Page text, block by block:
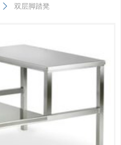
ꄲ 双层脚踏凳